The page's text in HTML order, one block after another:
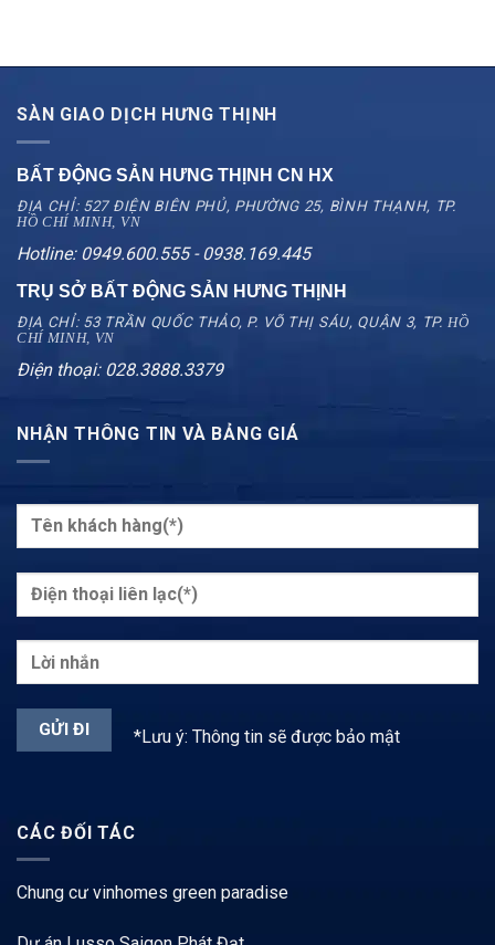
SÀN GIAO DỊCH HƯNG THỊNH
BẤT ĐỘNG SẢN HƯNG THỊNH CN HX
ĐỊA CHỈ: 527 ĐIỆN BIÊN PHỦ, PHƯỜNG 25, BÌNH THẠNH, TP.
HỒ CHÍ MINH, VN
Hotline: 0949.600.555 - 0938.169.445
TRỤ SỞ BẤT ĐỘNG SẢN HƯNG THỊNH
ĐỊA CHỈ: 53 TRẦN QUỐC THẢO, P. VÕ THỊ SÁU, QUẬN 3, TP.HỒ
CHÍ MINH, VN
Điện thoại: 028.3888.3379
NHẬN THÔNG TIN VÀ BẢNG GIÁ
*Lưu ý: Thông tin sẽ được bảo mật
CÁC ĐỐI TÁC
Chung cư vinhomes green paradise